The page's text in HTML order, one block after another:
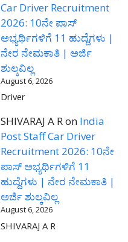
Car Driver Recruitment
2026: 10ನೇ ಪಾಸ್
ಅಭ್ಯರ್ಥಿಗಳಿಗೆ 11 ಹುದ್ದೆಗಳು |
ನೇರ ನೇಮಕಾತಿ | ಅರ್ಜಿ
ಶುಲ್ಕವಿಲ್ಲ
August 6, 2026
Driver
SHIVARAJ A Ron India
Post Staff Car Driver
Recruitment 2026: 10ನೇ
ಪಾಸ್ ಅಭ್ಯರ್ಥಿಗಳಿಗೆ 11
ಹುದ್ದೆಗಳು | ನೇರ ನೇಮಕಾತಿ |
ಅರ್ಜಿ ಶುಲ್ಕವಿಲ್ಲ
August 6, 2026
SHIVARAJ A R